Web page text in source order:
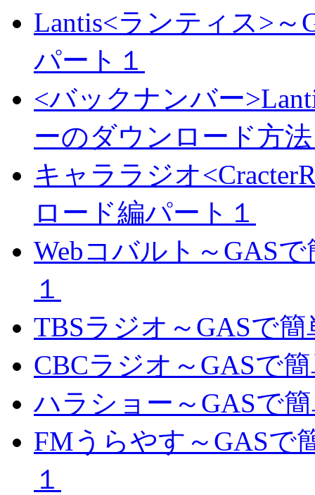
Lantis<ランティス>
パート１
<バックナンバー
ーのダウンロード方
キャララジオ
ロード編パート１
Webコバルト～GAS
１
TBSラジオ～GASで
CBCラジオ～GASで
ハラショー～GASで
FMうらやす～GASで
１